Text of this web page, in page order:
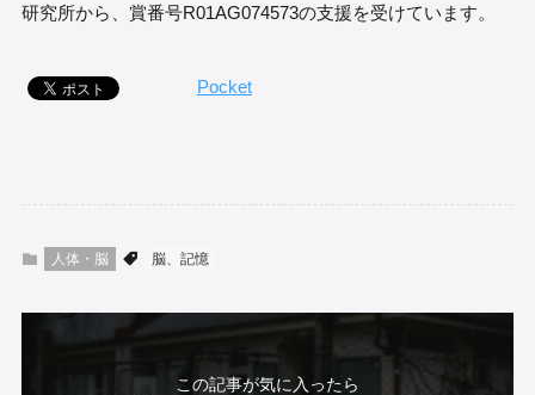
研究所から、賞番号R01AG074573の支援を受けています。
Pocket
人体・脳 脳、記憶
この記事が気に入ったら